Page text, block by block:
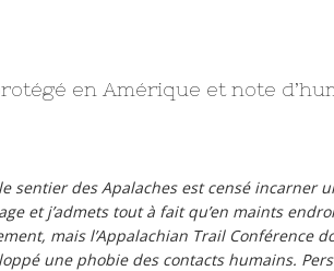
en Amérique et note
sentier des Apalaches est censé incarner
et j’admets tout à fait qu’en maints
mais l’Appalachian Trail Conférence
une phobie des contacts humains.